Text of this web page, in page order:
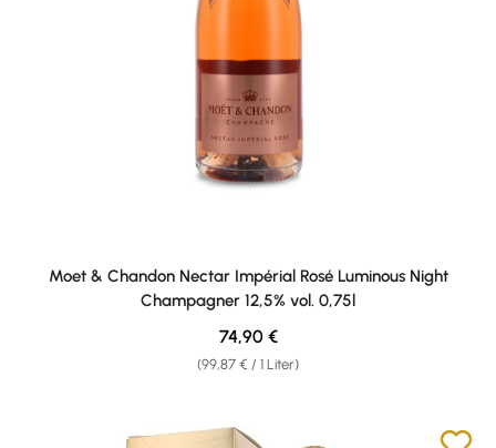
Moet & Chandon Nectar Impérial Rosé Luminous Night
Champagner 12,5% vol. 0,75l
(99,87 € / 1 Liter)
Regulärer Preis:
74,90 €